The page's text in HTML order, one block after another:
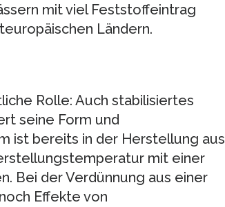
mit viel Feststoffeintrag
Ländern.
Rolle: Auch stabilisiertes
seine Form und
ist bereits in der Herstellung aus
mit einer
Bei der Verdünnung aus einer
Effekte von